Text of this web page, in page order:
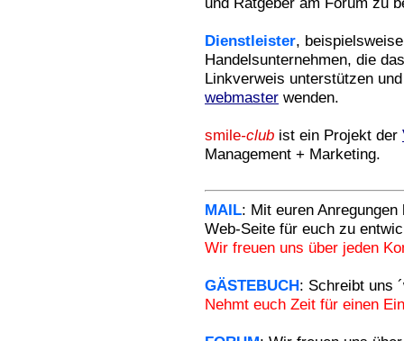
Dienstleister,
Handelsunternehmen, die
Linkverweis unterstützen
webmaster wenden.
smile-club ist ein Projekt der
Management + Marketing.
MAIL: Mit euren
Web-Seite für euch zu
Wir freuen uns über jeden
GÄSTEBUCH: Schreibt uns
Nehmt euch Zeit für einen